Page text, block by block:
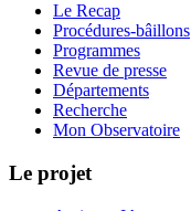
Le Recap
Procédures-bâillons
Programmes
Revue de presse
Départements
Recherche
Mon Observatoire
Le projet